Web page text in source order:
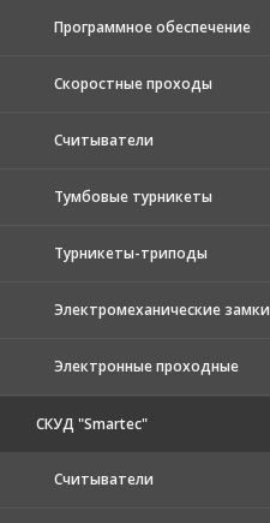
Программное обеспечение
Скоростные проходы
Считыватели
Тумбовые турникеты
Турникеты-триподы
Электромеханические замки
Электронные проходные
СКУД "Smartec"
Считыватели